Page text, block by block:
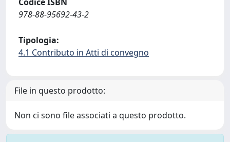
978-88-95692-43-2
Tipologia:
4.1 Contributo in Atti di convegno
File in questo prodotto:
Non ci sono file associati a questo prodotto.